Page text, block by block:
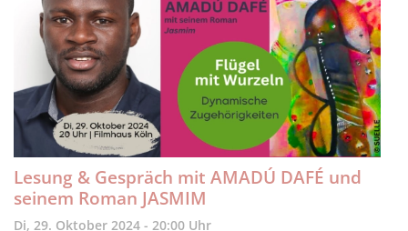
Lesung & Gespräch mit AMADÚ DAFÉ und
seinem Roman JASMIM
Di, 29. Oktober 2024 - 20:00 Uhr